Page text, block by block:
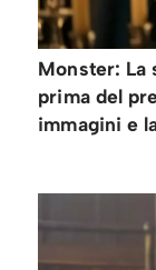
Monster: La
prima del
immagini e